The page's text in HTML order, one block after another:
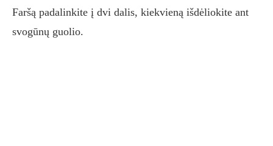
Faršą padalinkite į dvi dalis, kiekvieną išdėliokite ant
svogūnų guolio.